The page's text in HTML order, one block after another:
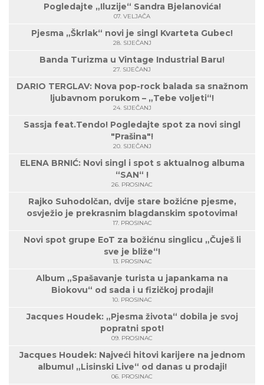
Pogledajte „Iluzije“ Sandra Bjelanovića!
07. VELJAČA
Pjesma „Škrlak“ novi je singl Kvarteta Gubec!
28. SIJEČANJ
Banda Turizma u Vintage Industrial Baru!
27. SIJEČANJ
DARIO TERGLAV: Nova pop-rock balada sa snažnom
ljubavnom porukom – „Tebe voljeti“!
24. SIJEČANJ
Sassja feat.Tendo! Pogledajte spot za novi singl
"Prašina"!
20. SIJEČANJ
ELENA BRNIĆ: Novi singl i spot s aktualnog albuma
“SAN“ !
26. PROSINAC
Rajko Suhodolčan, dvije stare božićne pjesme,
osvježio je prekrasnim blagdanskim spotovima!
17. PROSINAC
Novi spot grupe EoT za božićnu singlicu „Čuješ li
sve je bliže“!
13. PROSINAC
Album „Spašavanje turista u japankama na
Biokovu“ od sada i u fizičkoj prodaji!
10. PROSINAC
Jacques Houdek: „Pjesma života“ dobila je svoj
popratni spot!
09. PROSINAC
Jacques Houdek: Najveći hitovi karijere na jednom
albumu! „Lisinski Live“ od danas u prodaji!
06. PROSINAC